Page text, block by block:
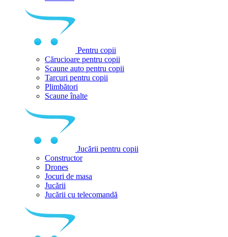
Pentru copii
Cărucioare pentru copii
Scaune auto pentru copii
Tarcuri pentru copii
Plimbători
Scaune înalte
Jucării pentru copii
Constructor
Drones
Jocuri de masa
Jucării
Jucării cu telecomandă